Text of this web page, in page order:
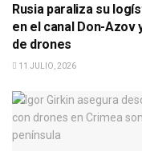
Rusia paraliza su
en el canal Don-
de drones
11 JULIO, 2026